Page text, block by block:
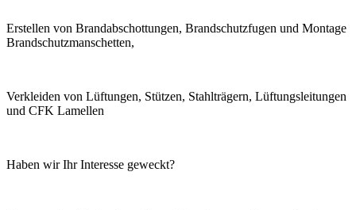
Erstellen von Brandabschottungen, Brandschutzfugen und Montage
Brandschutzmanschetten,
Verkleiden von Lüftungen, Stützen, Stahlträgern, Lüftungsleitungen
und CFK Lamellen
Haben wir Ihr Interesse geweckt?